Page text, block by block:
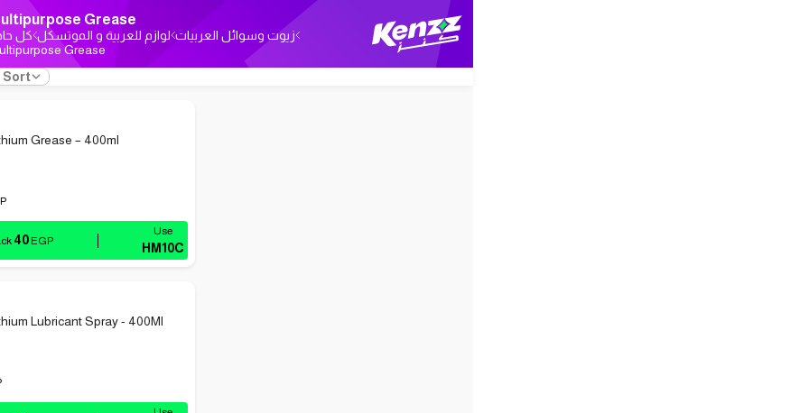
Grease
كل لوازم للعربية و الموتسكل زيوت وسوائل العربيات
Grease
Sort
Grease – 400ml
40 EGP HM10C
Lubricant Spray - 400Ml